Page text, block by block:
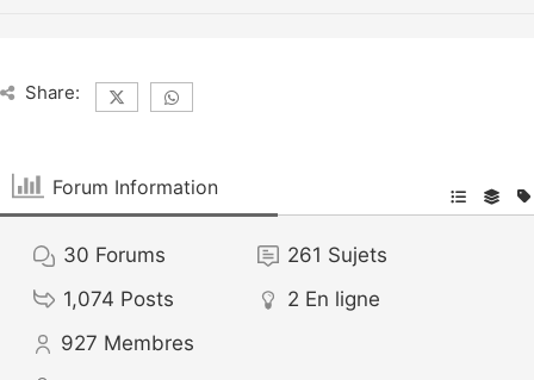
Share:
Forum Information
30 Forums 261 Sujets
1,074 Posts 2 En ligne
927 Membres